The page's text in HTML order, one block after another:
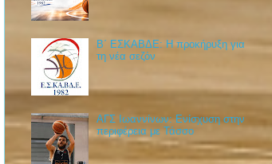
Β΄ ΕΣΚΑΒΔΕ: Η προκήρυξη για
τη νέα σεζόν
ΑΓΣ Ιωαννίνων: Ενίσχυση στην
περιφέρεια με Τάσσο